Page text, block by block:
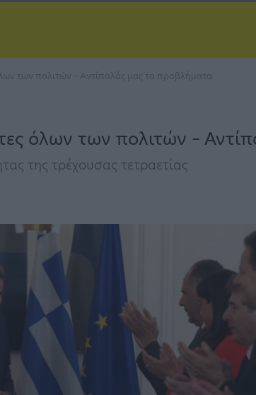
των πολιτών – Αντίπαλός μας τα προβλήματα
όλων των πολιτών –
της τρέχουσας τετραετίας